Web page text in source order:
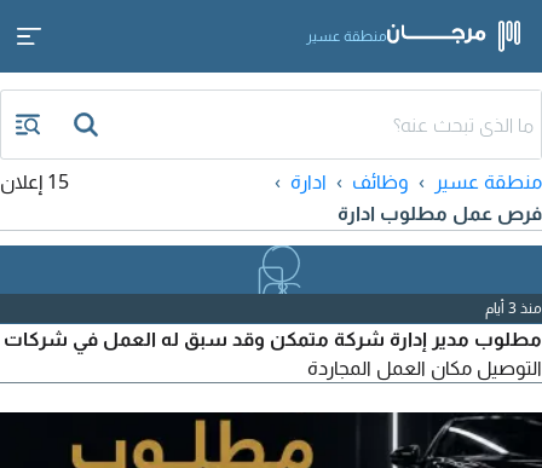
منطقة عسير
منطقة عسير وظائف
ادارة
فرص عمل مطلوب ادارة
15 إعلان
منذ 3 أيام
مطلوب مدير إدارة شركة متمكن وقد سبق له العمل في شركات
التوصيل مكان العمل المجاردة